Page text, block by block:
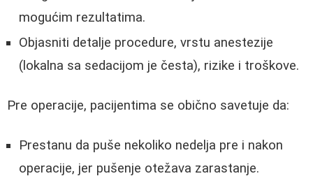
mogućim rezultatima.
Objasniti detalje procedure, vrstu anestezije
(lokalna sa sedacijom je česta), rizike i troškove.
Pre operacije, pacijentima se obično savetuje da:
Prestanu da puše nekoliko nedelja pre i nakon
operacije, jer pušenje otežava zarastanje.